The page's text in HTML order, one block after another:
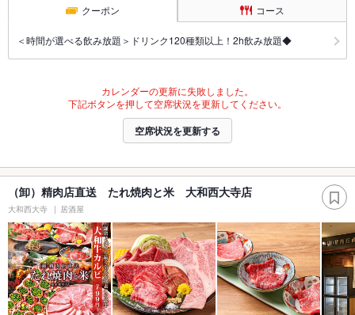
クーポン コース
＜時間が選べる飲み放題＞ドリンク120種類以上！2h飲み放題◆
カレンダーの更新に失敗しました。
下記ボタンを押して空席状況を更新してください。
空席状況を更新する
（卸）精肉店直送 たれ焼肉と米 大和西大寺店
大和西大寺 居酒屋